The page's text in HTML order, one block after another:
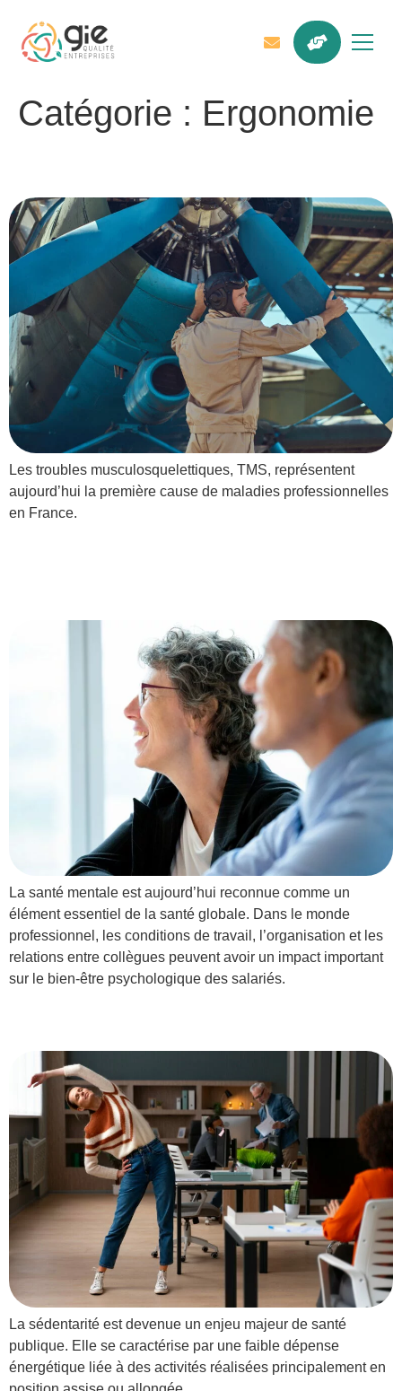
Catégorie : Ergonomie
Les troubles musculosquelettiques, TMS, représentent
aujourd’hui la première cause de maladies professionnelles
en France.
La santé mentale est aujourd’hui reconnue comme un
élément essentiel de la santé globale. Dans le monde
professionnel, les conditions de travail, l’organisation et les
relations entre collègues peuvent avoir un impact important
sur le bien-être psychologique des salariés.
La sédentarité est devenue un enjeu majeur de santé
publique. Elle se caractérise par une faible dépense
énergétique liée à des activités réalisées principalement en